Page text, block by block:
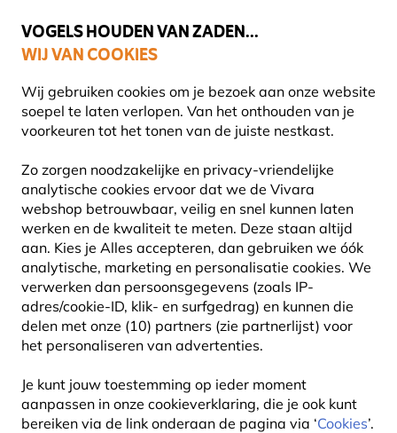
VOGELS HOUDEN VAN ZADEN...
WIJ VAN COOKIES
Wij gebruiken cookies om je bezoek aan onze website
soepel te laten verlopen. Van het onthouden van je
voorkeuren tot het tonen van de juiste nestkast.
Zo zorgen noodzakelijke en privacy-vriendelijke
analytische cookies ervoor dat we de Vivara
webshop betrouwbaar, veilig en snel kunnen laten
werken en de kwaliteit te meten. Deze staan altijd
aan. Kies je Alles accepteren, dan gebruiken we óók
analytische, marketing en personalisatie cookies. We
verwerken dan persoonsgegevens (zoals IP-
adres/cookie-ID, klik- en surfgedrag) en kunnen die
delen met onze (10) partners (zie partnerlijst) voor
het personaliseren van advertenties.
Je kunt jouw toestemming op ieder moment
aanpassen in onze cookieverklaring, die je ook kunt
bereiken via de link onderaan de pagina via ‘Cookies’.
Uitstekend beoordeeld in 11 landen
Gratis thuisbezorgd vanaf €49